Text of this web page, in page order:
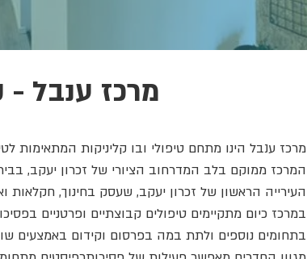
מרכז ענבל -
מרכז ענבל הינו מתחם טיפולי ובו קליניקות המתאימות לטיפול
המרכז ממוקם בלב המדרחוב הציורי של זכרון יעקב,
העירייה הראשון של זכרון יעקב, שעסק בחינוך, חקלאות
במרכז כיום מתקיימים טיפולים קבוצתיים ופרטניים
בתחומים נוספים ולתת במה בפרסום וקידום באמצעים